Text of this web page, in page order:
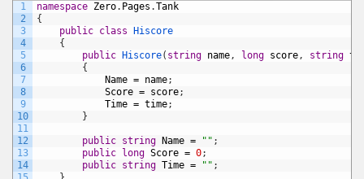
1
2
3
4
5
6
7
8
9
10
11
12
13
14
namespace Zero. Pages .Tank
{
public class
Hiscore
{
public
Hiscore( string name, long score, string
{
Name = name;
Score = score;
Time = time;
}
public string Name = "" ;
public
long Score = 0;
public string Time = "" ;